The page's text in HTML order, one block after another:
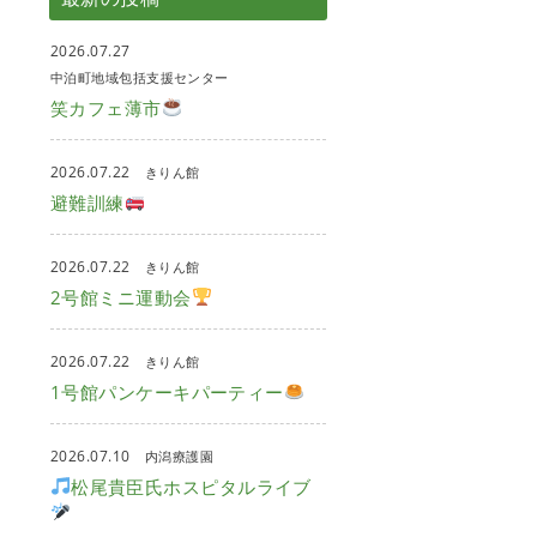
2026.07.27
中泊町地域包括支援センター
笑カフェ薄市
2026.07.22 きりん館
避難訓練
2026.07.22 きりん館
2号館ミニ運動会
2026.07.22 きりん館
1号館パンケーキパーティー
2026.07.10 内潟療護園
松尾貴臣氏ホスピタルライブ